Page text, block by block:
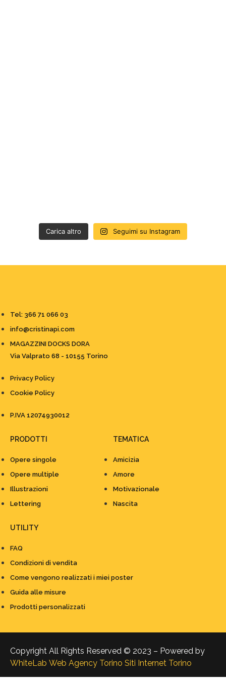
Carica altro Seguimi su Instagram
Tel: 366 71 066 03
info@cristinapi.com
MAGAZZINI DOCKS DORA
Via Valprato 68 - 10155 Torino
Privacy Policy
Cookie Policy
P.IVA 12074930012
PRODOTTI
Opere singole
Opere multiple
Illustrazioni
Lettering
TEMATICA
Amicizia
Amore
Motivazionale
Nascita
UTILITY
FAQ
Condizioni di vendita
Come vengono realizzati i miei poster
Guida alle misure
Prodotti personalizzati
Copyright All Rights Reserved © 2023 – Powered by
WhiteLab Web Agency Torino Siti Internet Torino